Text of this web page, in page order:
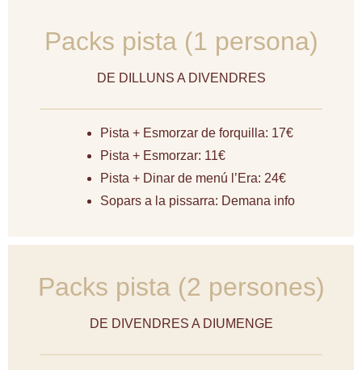
Packs pista (1 persona)
DE DILLUNS A DIVENDRES
Pista + Esmorzar de forquilla: 17€
Pista + Esmorzar: 11€
Pista + Dinar de menú l’Era: 24€
Sopars a la pissarra: Demana info
Packs pista (2 persones)
DE DIVENDRES A DIUMENGE